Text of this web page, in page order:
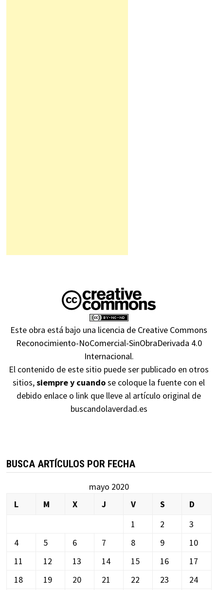
Este obra está bajo una licencia de Creative Commons
Reconocimiento-NoComercial-SinObraDerivada 4.0
Internacional.
El contenido de este sitio puede ser publicado en otros
sitios,siempre y cuandose coloque la fuente con el
debido enlace o link que lleve al artículo original de
buscandolaverdad.es
BUSCA ARTÍCULOS POR FECHA
mayo 2020
L
M X J V S
D
1
2
3
4
5 6 7 8 9
10
11
12 13 14 15 16
17
18
19 20 21 22 23 24